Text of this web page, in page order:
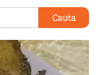
Cauta